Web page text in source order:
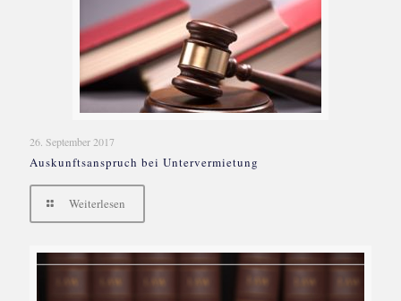
26. September 2017
Auskunftsanspruch bei Untervermietung
Weiterlesen